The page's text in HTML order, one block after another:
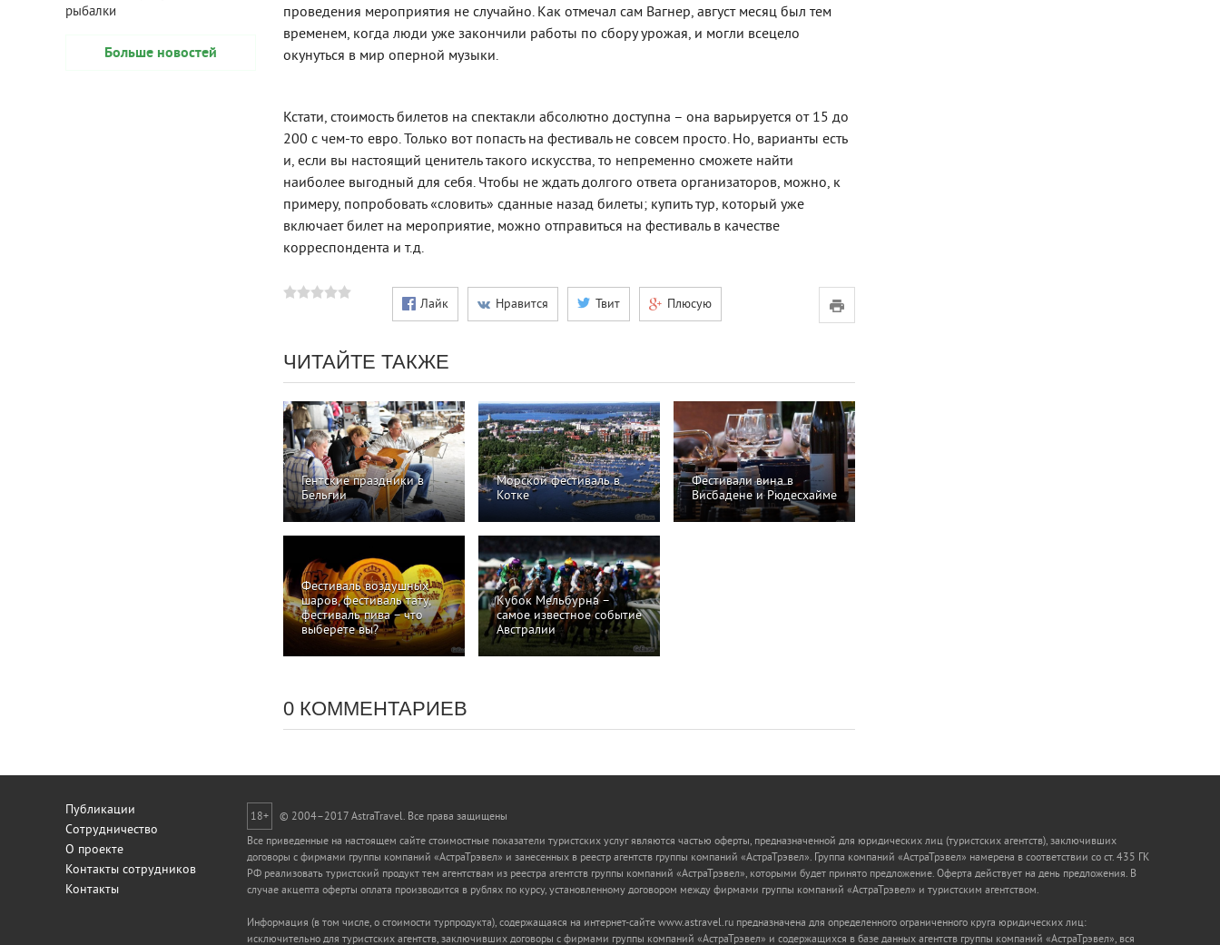
рыбалки
Больше новостей
проведения мероприятия не случайно. Как отмечал сам Вагнер, август месяц был тем
временем, когда люди уже закончили работы по сбору урожая, и могли всецело
окунуться в мир оперной музыки.
Кстати, стоимость билетов на спектакли абсолютно доступна – она варьируется от 15 до
200 с чем-то евро. Только вот попасть на фестиваль не совсем просто. Но, варианты есть
и, если вы настоящий ценитель такого искусства, то непременно сможете найти
наиболее выгодный для себя. Чтобы не ждать долгого ответа организаторов, можно, к
примеру, попробовать «словить» сданные назад билеты; купить тур, который уже
включает билет на мероприятие, можно отправиться на фестиваль в качестве
корреспондента и т.д.
Лайк Нравится Твит Плюсую
ЧИТАЙТЕ ТАКЖЕ
Гентские праздники в
Бельгии
Морской фестиваль в
Котке
Фестивали вина в
Висбадене и Рюдесхайме
Фестиваль воздушных
шаров, фестиваль тату,
фестиваль пива – что
выберете вы?
Кубок Мельбурна –
самое известное событие
Австралии
0 КОММЕНТАРИЕВ
Публикации
Сотрудничество
О проекте
Контакты сотрудников
Контакты
18+
© 2004–2017 AstraTravel. Все права защищены
Все приведенные на настоящем сайте стоимостные показатели туристских услуг являются частью оферты, предназначенной для юридических лиц (туристских агентств), заключивших
договоры с фирмами группы компаний «АстраТрэвел» и занесенных в реестр агентств группы компаний «АстраТрэвел». Группа компаний «АстраТрэвел» намерена в соответствии со ст. 435 ГК
РФ реализовать туристский продукт тем агентствам из реестра агентств группы компаний «АстраТрэвел», которыми будет принято предложение. Оферта действует на день предложения. В
случае акцепта оферты оплата производится в рублях по курсу, установленному договором между фирмами группы компаний «АстраТрэвел» и туристским агентством.
Информация (в том числе, о стоимости турпродукта), содержащаяся на интернет-сайте www.astravel.ru предназначена для определенного ограниченного круга юридических лиц:
исключительно для туристских агентств, заключивших договоры с фирмами группы компаний «АстраТрэвел» и содержащихся в базе данных агентств группы компаний «АстраТрэвел», вся